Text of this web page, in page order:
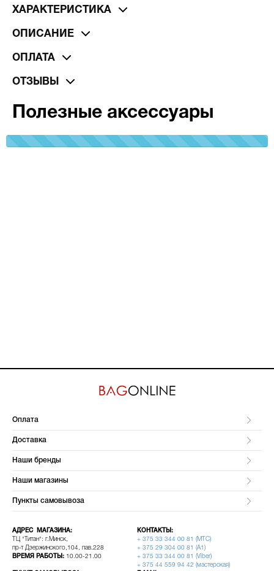
ХАРАКТЕРИСТИКА
ОПИСАНИЕ
ОПЛАТА
ОТЗЫВЫ
Полезные аксессуары
100%
Оплата
Доставка
Наши бренды
Наши магазины
Пункты самовывоза
АДРЕС МАГАЗИНА:
ТЦ "Титан": г.Минск,
пр-т Дзержинского,104, пав.228
ВРЕМЯ РАБОТЫ: 10.00-21.00
КОНТАКТЫ:
+ 375 33 344 00 81 (МТС)
+ 375 29 304 00 81 (A1)
+ 375 33 344 00 81 (Viber)
+ 375 44 559 94 42 (мастерская)